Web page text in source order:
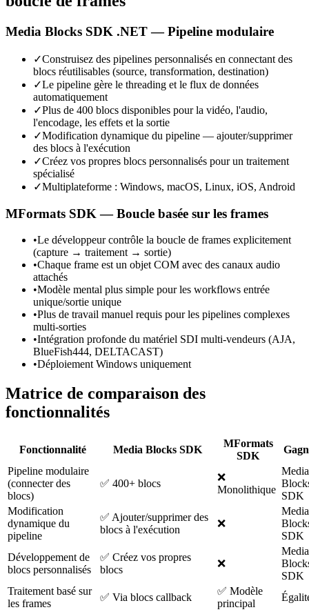
Media Blocks SDK .NET — Pipeline modulaire
✓Construisez des pipelines personnalisés en connectant des
blocs réutilisables (source, transformation, destination)
✓Le pipeline gère le threading et le flux de données
automatiquement
✓Plus de 400 blocs disponibles pour la vidéo, l'audio,
l'encodage, les effets et la sortie
✓Modification dynamique du pipeline — ajouter/supprimer
des blocs à l'exécution
✓Créez vos propres blocs personnalisés pour un traitement
spécialisé
✓Multiplateforme : Windows, macOS, Linux, iOS, Android
MFormats SDK — Boucle basée sur les frames
•Le développeur contrôle la boucle de frames explicitement
(capture → traitement → sortie)
•Chaque frame est un objet COM avec des canaux audio
attachés
•Modèle mental plus simple pour les workflows entrée
unique/sortie unique
•Plus de travail manuel requis pour les pipelines complexes
multi-sorties
•Intégration profonde du matériel SDI multi-vendeurs (AJA,
BlueFish444, DELTACAST)
•Déploiement Windows uniquement
Matrice de comparaison des
fonctionnalités
Fonctionnalité Media Blocks SDK
MFormats
SDK
Pipeline modulaire
(connecter des
blocs)
✅ 400+ blocs
❌
Monolithique
Media
SDK
Modification
dynamique du
pipeline
✅ Ajouter/supprimer des
blocs à l'exécution
❌
Media
SDK
Développement de
blocs personnalisés
✅ Créez vos propres
blocs
❌
Media
SDK
Traitement basé sur
les frames
✅ Via blocs callback
✅ Modèle
principal